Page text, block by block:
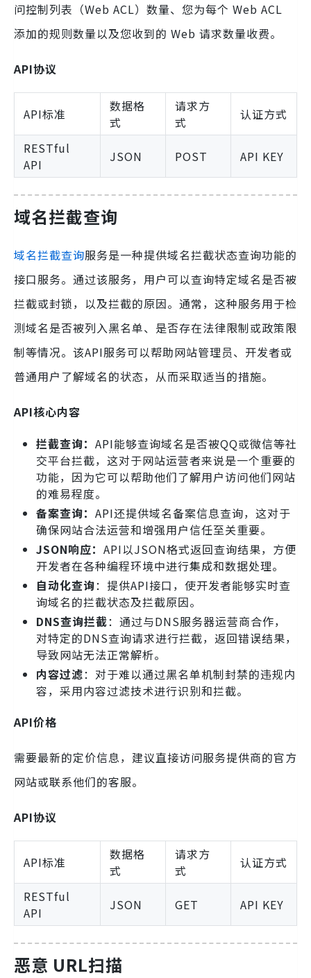
问控制列表（Web ACL）数量、您为每个 Web ACL
添加的规则数量以及您收到的 Web 请求数量收费。
API协议
API标准
数据格
式
请求方
式
认证方式
RESTful
API
JSON POST API KEY
域名拦截查询
域名拦截查询服务是一种提供域名拦截状态查询功能的
接口服务。通过该服务，用户可以查询特定域名是否被
拦截或封锁，以及拦截的原因。通常，这种服务用于检
测域名是否被列入黑名单、是否存在法律限制或政策限
制等情况。该API服务可以帮助网站管理员、开发者或
普通用户了解域名的状态，从而采取适当的措施。
API核心内容
拦截查询： API能够查询域名是否被QQ或微信等社
交平台拦截，这对于网站运营者来说是一个重要的
功能，因为它可以帮助他们了解用户访问他们网站
的难易程度。
备案查询： API还提供域名备案信息查询，这对于
确保网站合法运营和增强用户信任至关重要。
JSON响应： API以JSON格式返回查询结果，方便
开发者在各种编程环境中进行集成和数据处理。
自动化查询：提供API接口，使开发者能够实时查
询域名的拦截状态及拦截原因。
DNS查询拦截：通过与DNS服务器运营商合作，
对特定的DNS查询请求进行拦截，返回错误结果，
导致网站无法正常解析。
内容过滤：对于难以通过黑名单机制封禁的违规内
容，采用内容过滤技术进行识别和拦截。
API价格
需要最新的定价信息，建议直接访问服务提供商的官方
网站或联系他们的客服。
API协议
API标准
数据格
式
请求方
式
认证方式
RESTful
API
JSON GET API KEY
恶意 URL扫描